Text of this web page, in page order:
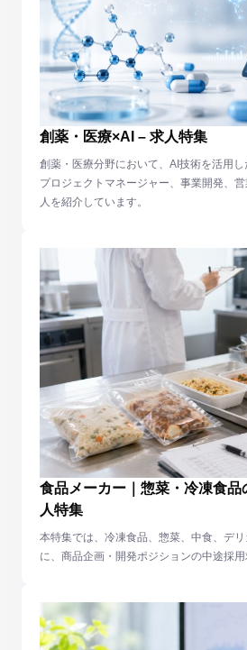
創薬・医療×AI – 求人特集
創薬・医療分野において、AI技術を活用し
プロジェクトマネージャー、事業開発、
人を紹介しています。
食品メーカー｜惣菜・冷凍食品
人特集
本特集では、冷凍食品、惣菜、中食、デ
に、商品企画・開発ポジションの中途採用